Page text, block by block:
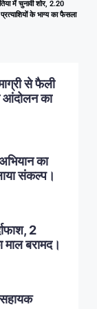
में चुनावी शोर, 2.20
के भाग्य का फैसला
से फैली
आंदोलन का
का
संकल्प।
2
माल बरामद।
सहायक